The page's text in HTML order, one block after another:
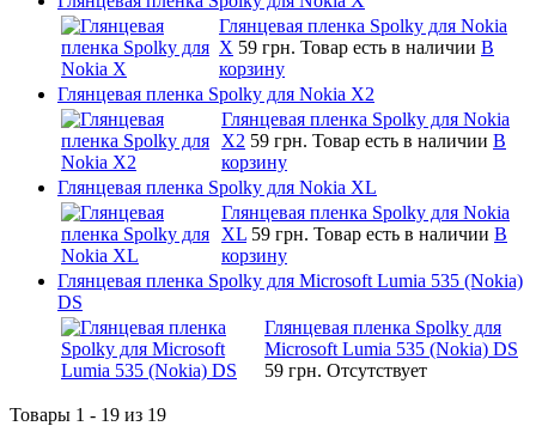
Глянцевая пленка Spolky для Nokia
X 59 грн. Товар есть в наличии В
корзину
Глянцевая пленка Spolky для Nokia X2
Глянцевая пленка Spolky для Nokia
X2 59 грн. Товар есть в наличии В
корзину
Глянцевая пленка Spolky для Nokia XL
Глянцевая пленка Spolky для Nokia
XL 59 грн. Товар есть в наличии В
корзину
Глянцевая пленка Spolky для Microsoft Lumia 535 (Nokia)
DS
Глянцевая пленка Spolky для
Microsoft Lumia 535 (Nokia) DS
59 грн. Отсутствует
Товары 1 - 19 из 19